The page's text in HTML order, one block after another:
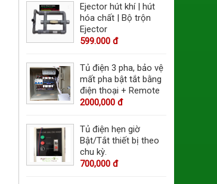
Ejector hút khí | hút
hóa chất | Bộ trộn
Ejector
599.000 đ
Tủ điện 3 pha, bảo vệ
mất pha bật tắt bằng
điện thoại + Remote
2000,000 đ
Tủ điện hẹn giờ
Bật/Tắt thiết bị theo
chu kỳ.
700,000 đ